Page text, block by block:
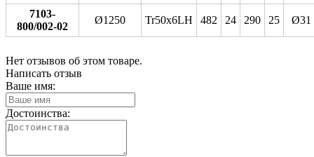
7103-
800/002-02
Ø1250 Tr50x6LH 482 24 290 25 Ø31
Нет отзывов об этом товаре.
Написать отзыв
Ваше имя:
Достоинства: